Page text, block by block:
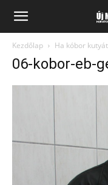
Kezdőlap Ha kóbor
06-kobor-eb-